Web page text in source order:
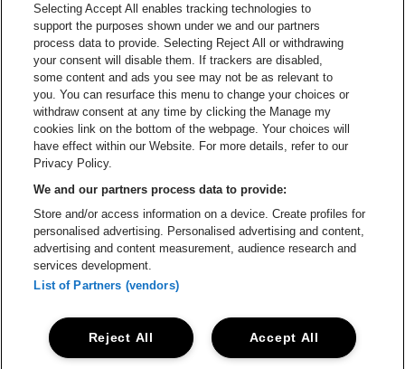
Ga naar de website van Coca-Cola
Ga naar de website van
Ga naar
Ga naar de website van Champagne
Ga naar de website
Ga naar de website van Het
Ga naar de
Lotto Arena is een deel vanbe•at
Lotto Arena
Be-At Venues
Schijnpoortweg 119, 2170 Antwerpen
BTW (BE) 0461.051.688 - RPR Antwerpen
BNP Paribas Fortis - IBAN: BE93 2200 4925 0067 - BIC:
GEBABEBB
ProclaimerCookiesManage my cookiesPrivacy
Selecting Accept All enables tracking technologies to
support the purposes shown under we and our partners
process data to provide. Selecting Reject All or withdrawing
your consent will disable them. If trackers are disabled,
some content and ads you see may not be as relevant to
you. You can resurface this menu to change your choices or
withdraw consent at any time by clicking the Manage my
cookies link on the bottom of the webpage. Your choices will
have effect within our Website. For more details, refer to our
Privacy Policy.
We and our partners process data to provide:
Store and/or access information on a device. Create profiles for
personalised advertising. Personalised advertising and content,
advertising and content measurement, audience research and
services development.
List of Partners (vendors)
Accept All
Reject All